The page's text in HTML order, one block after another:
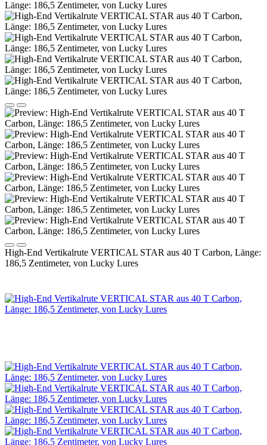
High-End Vertikalrute VERTICAL STAR aus 40 T Carbon, Länge:
186,5 Zentimeter, von Lucky Lures